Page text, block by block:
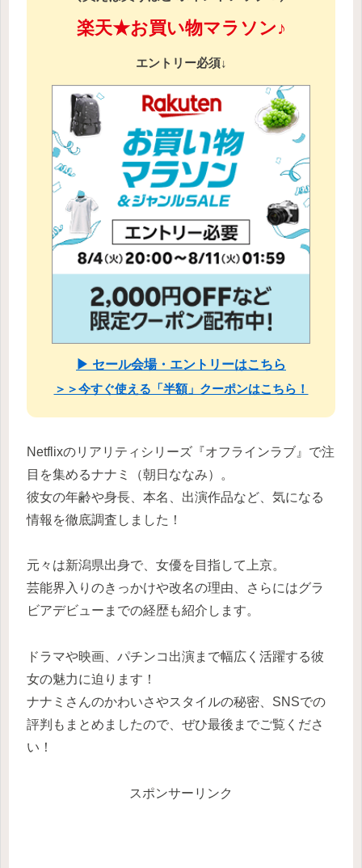
楽天★お買い物マラソン♪
エントリー必須↓
▶ セール会場・エントリーはこちら
＞＞今すぐ使える「半額」クーポンはこちら！
Netflixのリアリティシリーズ『オフラインラブ』で注
目を集めるナナミ（朝日ななみ）。
彼女の年齢や身長、本名、出演作品など、気になる
情報を徹底調査しました！
元々は新潟県出身で、女優を目指して上京。
芸能界入りのきっかけや改名の理由、さらにはグラ
ビアデビューまでの経歴も紹介します。
ドラマや映画、パチンコ出演まで幅広く活躍する彼
女の魅力に迫ります！
ナナミさんのかわいさやスタイルの秘密、SNSでの
評判もまとめましたので、ぜひ最後までご覧くださ
い！
スポンサーリンク